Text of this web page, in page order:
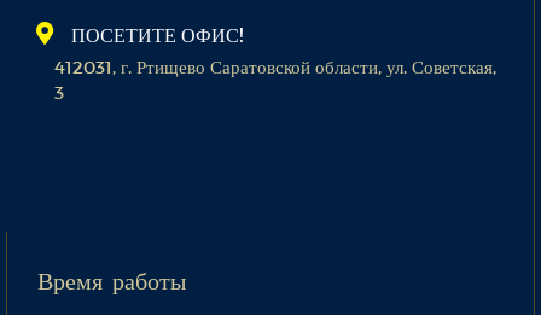
ПОСЕТИТЕ ОФИС!
412031, г. Ртищево Саратовской области, ул. Советская,
3
Время работы